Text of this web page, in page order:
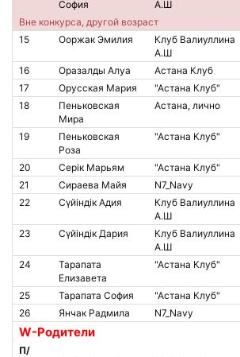
София
А.Ш
Вне конкурса, другой возраст
15
Ооржак Эмилия
Клуб Валиуллина
А.Ш
16 Оразалды Алуа Астана Клуб
17
Орусская Мария "Астана Клуб"
18
Пеньковская
Мира
Астана, лично
19
Пеньковская
Роза
"Астана Клуб"
20 Серiк Марьям "Астана Клуб"
21
Сираева Майя N7_Navy
22
Сүйіндік Адия
Клуб Валиуллина
А.Ш
23 Сүйіндік Дария
Клуб Валиуллина
А.Ш
24
Тарапата
Елизавета
"Астана Клуб"
25 Тарапата София "Астана Клуб"
26
Янчак Радмила N7_Navy
W-Родители
П/